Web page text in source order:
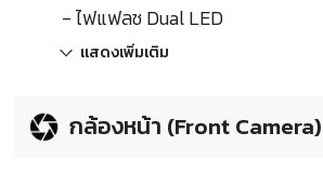
- ไฟแฟลช Dual LED
แสดงเพิ่มเติม
กล้องหน้า (Front Camera)